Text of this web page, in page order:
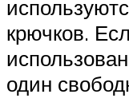
крючков.
один